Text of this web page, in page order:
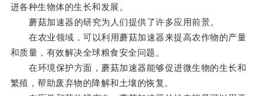
进各种生物体的生长和发展。
蘑菇加速器的研究为人们提供了许多应用前景。
在农业领域，可以利用蘑菇加速器来提高农作物的产量
和质量，有效解决全球粮食安全问题。
在环境保护方面，蘑菇加速器能够促进微生物的生长和
繁殖，帮助废弃物的降解和土壤的恢复。